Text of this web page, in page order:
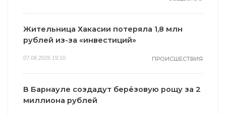
Жительница Хакасии потеряла 1,8 млн
рублей из-за «инвестиций»
07.08.2026 19:10 ПРОИСШЕСТВИЯ
В Барнауле создадут берёзовую рощу за 2
миллиона рублей